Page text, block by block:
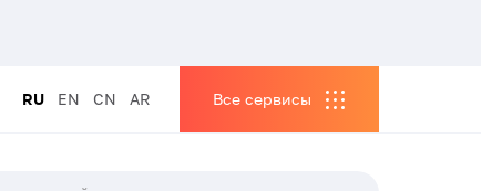
RU EN CN AR Все сервисы